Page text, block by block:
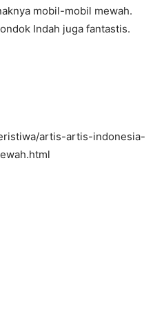
mobil-mobil mewah.
Indah juga fantastis.
artis-artis-indonesia-